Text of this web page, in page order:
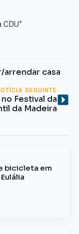
arrendar casa
SEGUINTE
Festival da
da Madeira
bicicleta em